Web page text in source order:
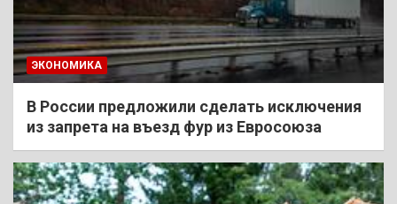
ЭКОНОМИКА
В России предложили сделать исключения
из запрета на въезд фур из Евросоюза